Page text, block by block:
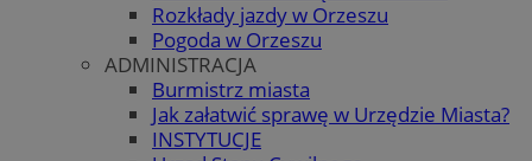
Rozkłady jazdy w Orzeszu
Pogoda w Orzeszu
ADMINISTRACJA
Burmistrz miasta
Jak załatwić sprawę w Urzędzie Miasta?
INSTYTUCJE